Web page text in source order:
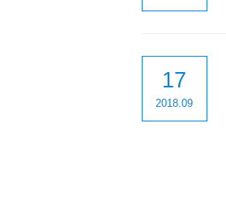
17
2018.09